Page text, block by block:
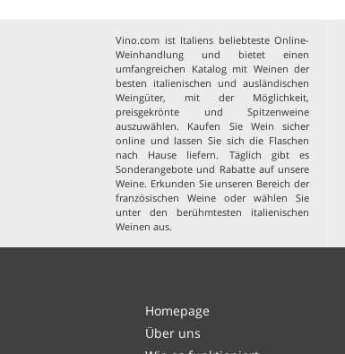
Vino.com ist Italiens beliebteste Online-
Weinhandlung und bietet einen
umfangreichen Katalog mit Weinen der
besten italienischen und ausländischen
Weingüter, mit der Möglichkeit,
preisgekrönte und Spitzenweine
auszuwählen. Kaufen Sie Wein sicher
online und lassen Sie sich die Flaschen
nach Hause liefern. Täglich gibt es
Sonderangebote und Rabatte auf unsere
Weine. Erkunden Sie unseren Bereich der
französischen Weine oder wählen Sie
unter den berühmtesten italienischen
Weinen aus.
Homepage
Über uns